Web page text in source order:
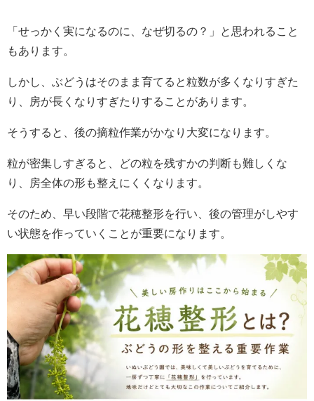
「せっかく実になるのに、なぜ切るの？」と思われること
もあります。
しかし、ぶどうはそのまま育てると粒数が多くなりすぎた
り、房が長くなりすぎたりすることがあります。
そうすると、後の摘粒作業がかなり大変になります。
粒が密集しすぎると、どの粒を残すかの判断も難しくな
り、房全体の形も整えにくくなります。
そのため、早い段階で花穂整形を行い、後の管理がしやす
い状態を作っていくことが重要になります。